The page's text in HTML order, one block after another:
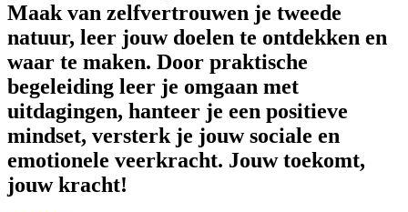
Maak van zelfvertrouwen je tweede
natuur, leer jouw doelen te ontdekken en
waar te maken. Door praktische
begeleiding leer je omgaan met
uitdagingen, hanteer je een positieve
mindset, versterk je jouw sociale en
emotionele veerkracht. Jouw toekomt,
jouw kracht!